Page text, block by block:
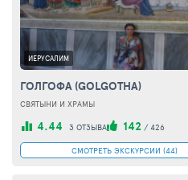
ИЕРУСАЛИМ
ГОЛГОФА (GOLGOTHA)
СВЯТЫНИ И ХРАМЫ
4.44 3 ОТЗЫВА 142 / 426
СМОТРЕТЬ ЭКСКУРСИИ (44)